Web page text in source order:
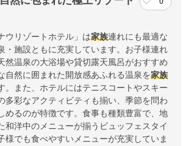
ウリゾートホテル」は家族連れにも最適な
・施設ともに充実しています。お子様連れ
然温泉の大浴場や貸切露天風呂がおすすめ
自然に囲まれた開放感あふれる温泉を家族
。また、ホテルにはテニスコートやスキー
多彩なアクティビティも揃い、季節を問わ
めるのが特徴です。食事も種類豊富で、地
和洋中のメニューが揃うビュッフェスタイ
様でも食べやすいメニューが充実していま